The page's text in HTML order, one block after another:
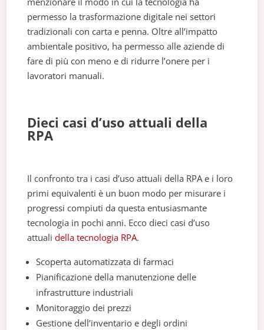
permesso la trasformazione digitale nei settori
tradizionali con carta e penna. Oltre all’impatto
ambientale positivo, ha permesso alle aziende di
fare di più con meno e di ridurre l’onere per i
lavoratori manuali.
Dieci casi d’uso attuali della
RPA
Il confronto tra i casi d’uso attuali della RPA e i loro
primi equivalenti è un buon modo per misurare i
progressi compiuti da questa entusiasmante
tecnologia in pochi anni. Ecco dieci casi d’uso
attuali della tecnologia RPA.
Scoperta automatizzata di farmaci
Pianificazione della manutenzione delle
infrastrutture industriali
Monitoraggio dei prezzi
Gestione dell’inventario e degli ordini